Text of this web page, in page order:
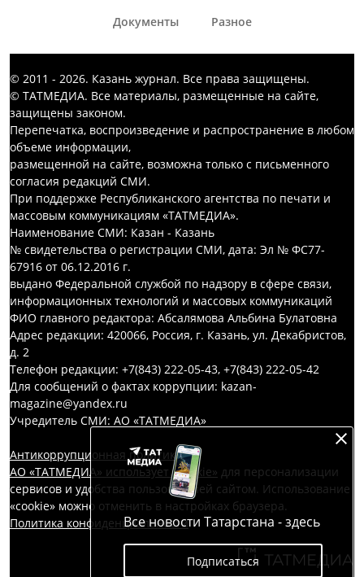
Все новости Татарстана - здесь
Подписаться
Документы Разное
© 2011 - 2026. Казань журнал. Все права защищены.
© ТАТМЕДИА. Все материалы, размещенные на сайте,
защищены законом.
Перепечатка, воспроизведение и распространение в любом
объеме информации,
размещенной на сайте, возможна только с письменного
согласия редакций СМИ.
При поддержке Республиканского агентства по печати и
массовым коммуникациям «ТАТМЕДИА».
Наименование СМИ: Казан - Казань
№ свидетельства о регистрации СМИ, дата: Эл № ФС77-
67916 от 06.12.2016 г.
выдано Федеральной службой по надзору в сфере связи,
информационных технологий и массовых коммуникаций
ФИО главного редактора: Абсалямова Альбина Булатовна
Адрес редакции: 420066, Россия, г. Казань, ул. Декабристов,
д. 2
Телефон редакции: +7(843) 222-05-43, +7(843) 222-05-42
Для сообщений о фактах коррупции: kazan-
magazine@yandex.ru
Учредитель СМИ: АО «ТАТМЕДИА»
Антикоррупционная политика
АО «ТАТМЕДИА» использует «cookie» для персонализации
сервисов и удобства пользователей сайтом. Использование
«cookie» можно отменить в настройках браузера.
Политика конфиденциальности